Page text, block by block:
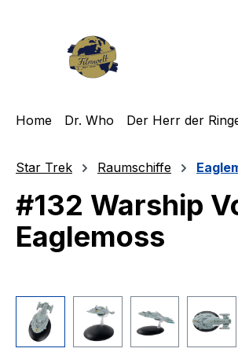
Home Dr. Who Der Herr der
Star Trek Raumschiffe
#132 Warship
Eaglemoss